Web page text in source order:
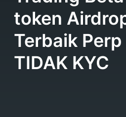
token Airdrop
Terbaik Perp
TIDAK KYC